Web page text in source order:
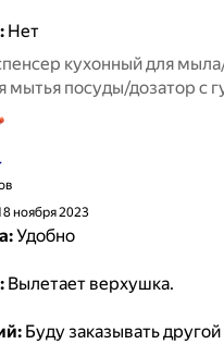
Нет
кухонный для
мытья посуды/дозатор с
ноября 2023
Удобно
Вылетает верхушка.
Буду заказывать